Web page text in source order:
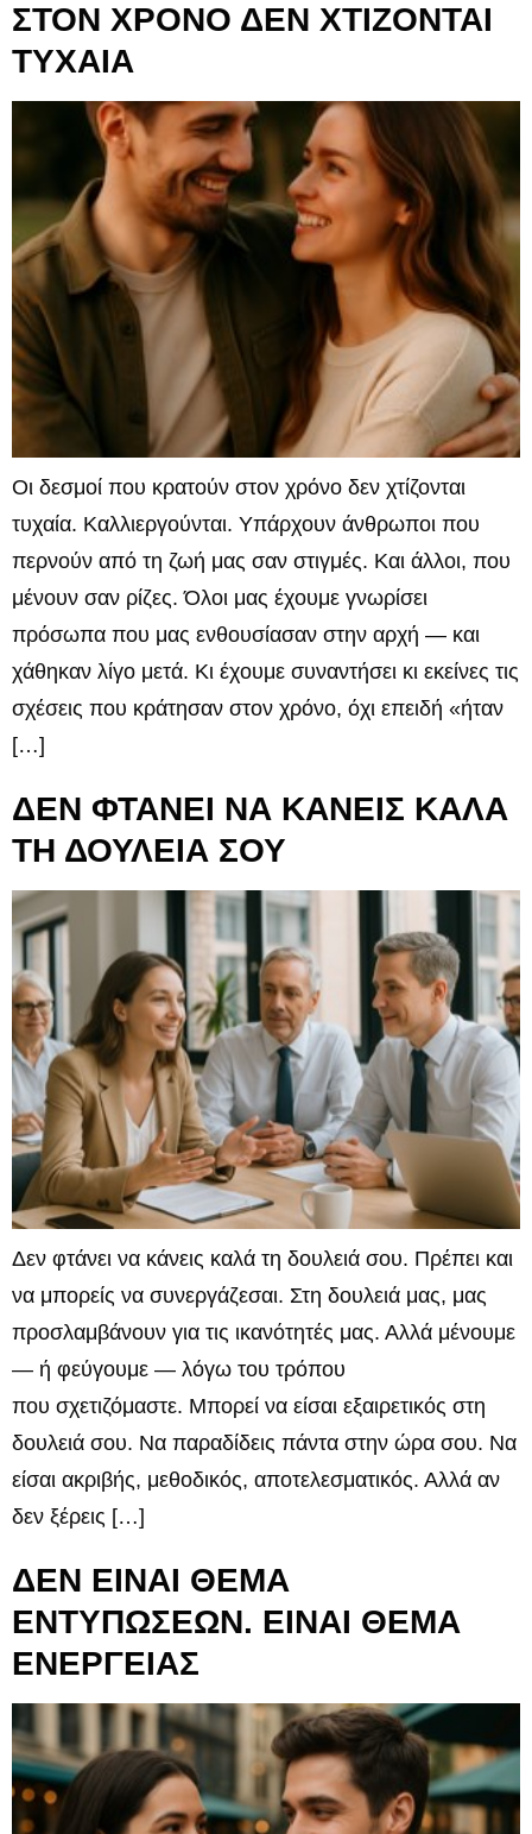
ΣΤΟΝ ΧΡΟΝΟ ΔΕΝ ΧΤΙΖΟΝΤΑΙ
ΤΥΧΑΙΑ
Οι δεσμοί που κρατούν στον χρόνο δεν χτίζονται
τυχαία. Καλλιεργούνται. Υπάρχουν άνθρωποι που
περνούν από τη ζωή μας σαν στιγμές. Και άλλοι, που
μένουν σαν ρίζες. Όλοι μας έχουμε γνωρίσει
πρόσωπα που μας ενθουσίασαν στην αρχή — και
χάθηκαν λίγο μετά. Κι έχουμε συναντήσει κι εκείνες τις
σχέσεις που κράτησαν στον χρόνο, όχι επειδή «ήταν
[…]
ΔΕΝ ΦΤΑΝΕΙ ΝΑ ΚΑΝΕΙΣ ΚΑΛΑ
ΤΗ ΔΟΥΛΕΙΑ ΣΟΥ
Δεν φτάνει να κάνεις καλά τη δουλειά σου. Πρέπει και
να μπορείς να συνεργάζεσαι. Στη δουλειά μας, μας
προσλαμβάνουν για τις ικανότητές μας. Αλλά μένουμε
— ή φεύγουμε — λόγω του τρόπου
που σχετιζόμαστε. Μπορεί να είσαι εξαιρετικός στη
δουλειά σου. Να παραδίδεις πάντα στην ώρα σου. Να
είσαι ακριβής, μεθοδικός, αποτελεσματικός. Αλλά αν
δεν ξέρεις […]
ΔΕΝ ΕΙΝΑΙ ΘΕΜΑ
ΕΝΤΥΠΩΣΕΩΝ. ΕΙΝΑΙ ΘΕΜΑ
ΕΝΕΡΓΕΙΑΣ